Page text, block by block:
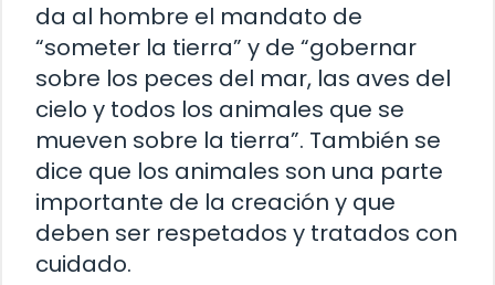
da al hombre el mandato de
“someter la tierra” y de “gobernar
sobre los peces del mar, las aves del
cielo y todos los animales que se
mueven sobre la tierra”. También se
dice que los animales son una parte
importante de la creación y que
deben ser respetados y tratados con
cuidado.